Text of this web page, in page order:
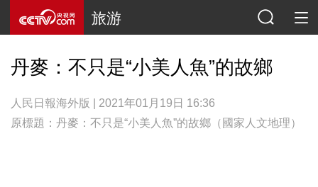
旅游
丹麥：不只是“小美人魚”的故鄉
人民日報海外版 | 2021年01月19日 16:36
原標題：丹麥：不只是“小美人魚”的故鄉（國家人文地理）